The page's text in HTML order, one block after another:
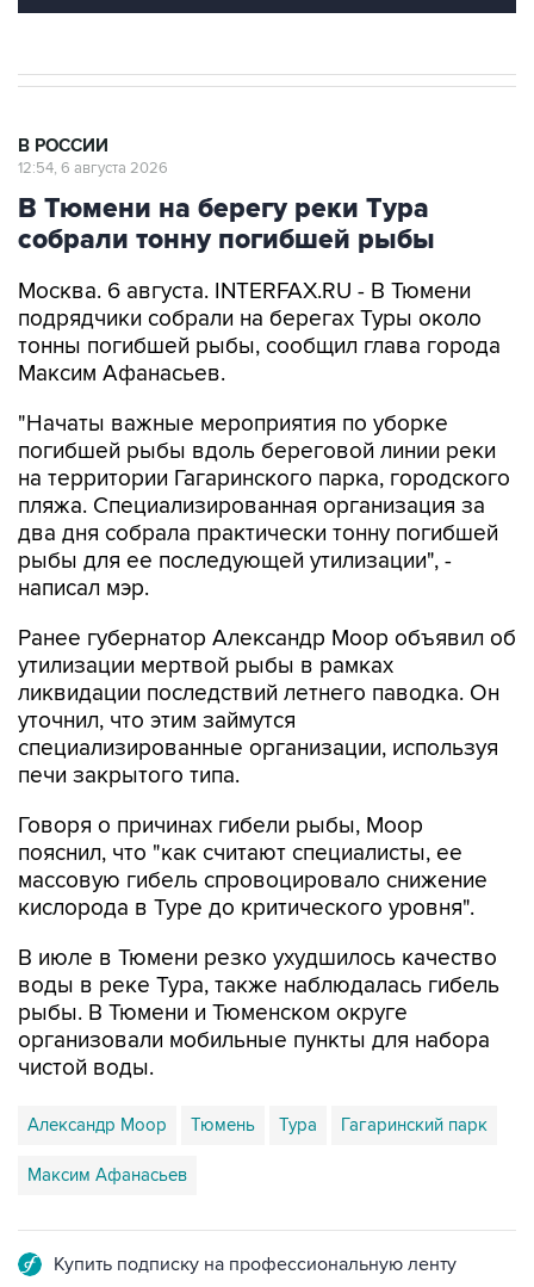
В РОССИИ
12:54, 6 августа 2026
В Тюмени на берегу реки Тура
собрали тонну погибшей рыбы
Москва. 6 августа. INTERFAX.RU - В Тюмени
подрядчики собрали на берегах Туры около
тонны погибшей рыбы, сообщил глава города
Максим Афанасьев.
"Начаты важные мероприятия по уборке
погибшей рыбы вдоль береговой линии реки
на территории Гагаринского парка, городского
пляжа. Специализированная организация за
два дня собрала практически тонну погибшей
рыбы для ее последующей утилизации", -
написал мэр.
Ранее губернатор Александр Моор объявил об
утилизации мертвой рыбы в рамках
ликвидации последствий летнего паводка. Он
уточнил, что этим займутся
специализированные организации, используя
печи закрытого типа.
Говоря о причинах гибели рыбы, Моор
пояснил, что "как считают специалисты, ее
массовую гибель спровоцировало снижение
кислорода в Туре до критического уровня".
В июле в Тюмени резко ухудшилось качество
воды в реке Тура, также наблюдалась гибель
рыбы. В Тюмени и Тюменском округе
организовали мобильные пункты для набора
чистой воды.
Александр Моор Тюмень Тура Гагаринский парк
Максим Афанасьев
Купить подписку на профессиональную ленту